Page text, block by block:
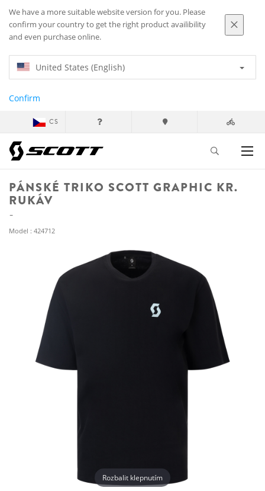
We have a more suitable website version for you. Please
confirm your country to get the right product availibility
and even purchase online.
United States (English)
Confirm
CS
PÁNSKÉ TRIKO SCOTT GRAPHIC KR.
RUKÁV
Model : 424712
Rozbalit klepnutím